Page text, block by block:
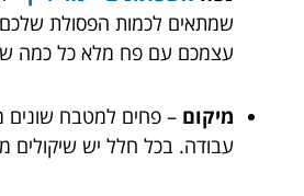
שמתאים לכמות הפסולת
עצמכם עם פח מלא כל כמה
מיקום – פחים למטבח שונים
עבודה. בכל חלל יש שיקולים